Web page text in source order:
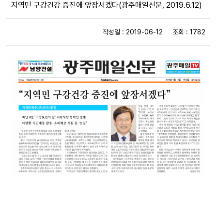
지역민 구강건강 증진에 앞장서겠다(광주매일신문, 2019.6.12)
작성일 : 2019-06-12 조회 : 1782